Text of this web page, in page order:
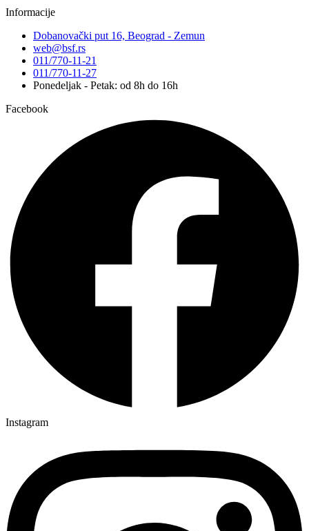
Informacije
Dobanovački put 16, Beograd - Zemun
web@bsf.rs
011/770-11-21
011/770-11-27
Ponedeljak - Petak: od 8h do 16h
Facebook
Instagram